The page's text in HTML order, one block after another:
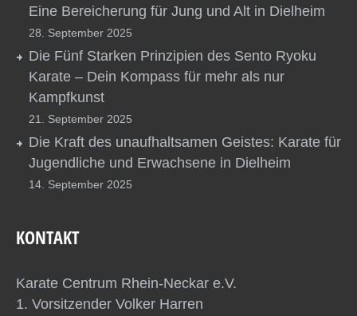
Eine Bereicherung für Jung und Alt in Dielheim
28. September 2025
Die Fünf Starken Prinzipien des Sento Ryoku
Karate – Dein Kompass für mehr als nur
Kampfkunst
21. September 2025
Die Kraft des unaufhaltsamen Geistes: Karate für
Jugendliche und Erwachsene in Dielheim
14. September 2025
KONTAKT
Karate Centrum Rhein-Neckar e.V.
1. Vorsitzender Volker Harren